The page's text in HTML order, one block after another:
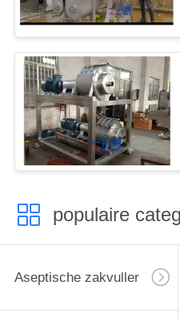
populaire
Aseptische zakvuller